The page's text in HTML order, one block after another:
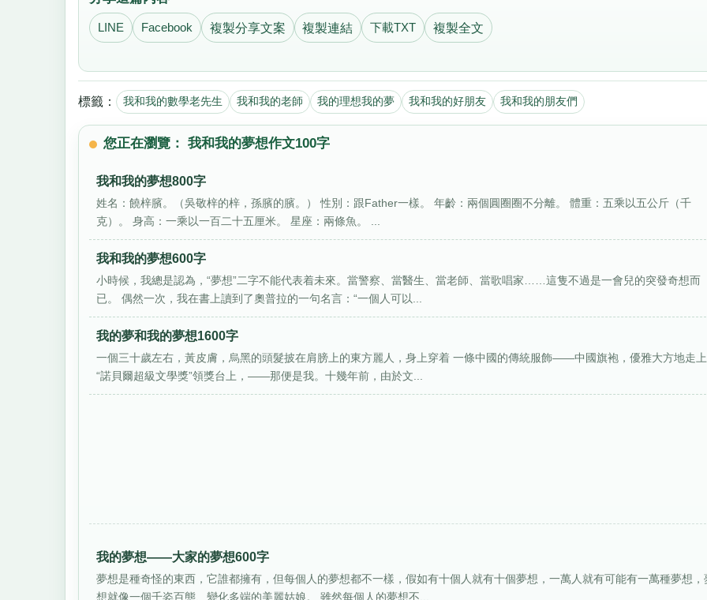
LINE Facebook 複製分享文案 複製連結 下載TXT 複製全文
標籤： 我和我的數學老先生 我和我的老師 我的理想我的夢 我和我的好朋友 我和我的朋友們
您正在瀏覽： 我和我的夢想作文100字
我和我的夢想800字
姓名：饒梓臏。（吳敬梓的梓，孫臏的臏。） 性別：跟Father一樣。 年齡：兩個圓圈圈不分離。 體重：五乘以五公斤（千
克）。 身高：一乘以一百二十五厘米。 星座：兩條魚。 ...
我和我的夢想600字
小時候，我總是認為，“夢想”二字不能代表着未來。當警察、當醫生、當老師、當歌唱家……這隻不過是一會兒的突發奇想而
已。 偶然一次，我在書上讀到了奧普拉的一句名言：“一個人可以...
我的夢和我的夢想1600字
一個三十歲左右，黃皮膚，烏黑的頭髮披在肩膀上的東方麗人，身上穿着 一條中國的傳統服飾——中國旗袍，優雅大方地走上
“諾貝爾超級文學獎”領獎台上，——那便是我。十幾年前，由於文...
我的夢想——大家的夢想600字
夢想是種奇怪的東西，它誰都擁有，但每個人的夢想都不一樣，假如有十個人就有十個夢想，一萬人就有可能有一萬種夢想，
想就像一個千姿百態、變化多端的美麗姑娘。 雖然每個人的夢想不...